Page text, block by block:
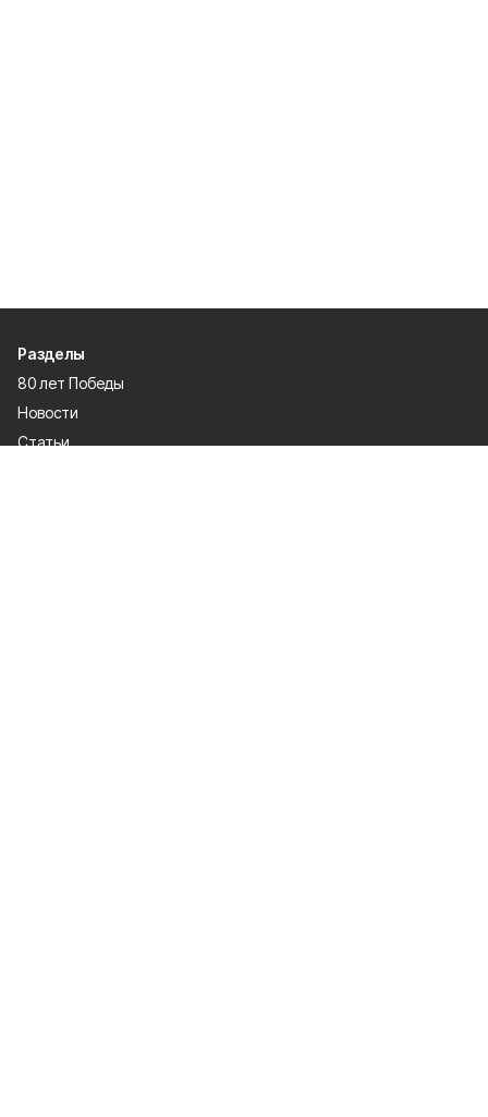
Разделы
80 лет Победы
Новости
Статьи